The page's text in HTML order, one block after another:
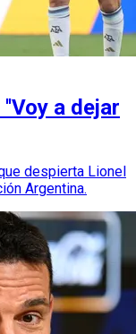
a dejar
despierta Lionel
Argentina.